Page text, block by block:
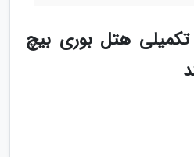
هتل بوری بیچ